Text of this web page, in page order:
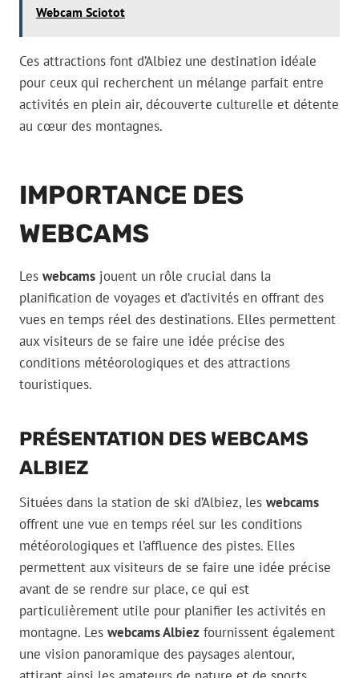
Webcam Sciotot
Ces attractions font d’Albiez une destination idéale
pour ceux qui recherchent un mélange parfait entre
activités en plein air, découverte culturelle et détente
au cœur des montagnes.
IMPORTANCE DES
WEBCAMS
Les webcams jouent un rôle crucial dans la
planification de voyages et d’activités en offrant des
vues en temps réel des destinations. Elles permettent
aux visiteurs de se faire une idée précise des
conditions météorologiques et des attractions
touristiques.
PRÉSENTATION DES WEBCAMS
ALBIEZ
Situées dans la station de ski d’Albiez, les webcams
offrent une vue en temps réel sur les conditions
météorologiques et l’affluence des pistes. Elles
permettent aux visiteurs de se faire une idée précise
avant de se rendre sur place, ce qui est
particulièrement utile pour planifier les activités en
montagne. Les webcams Albiez fournissent également
une vision panoramique des paysages alentour,